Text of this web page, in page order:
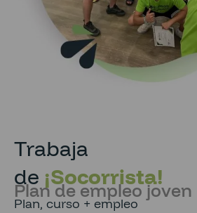
Trabaja
de ¡Socorrista!
Plan de empleo joven
Plan, curso + empleo